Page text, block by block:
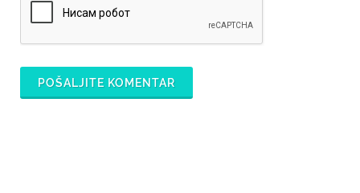
POŠALJITE KOMENTAR